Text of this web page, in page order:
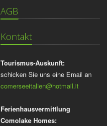
AGB
Kontakt
Tourismus-Auskunft:
schicken Sie uns eine Email an
comerseeitalien@hotmail.it
Ferienhausvermittlung
Comolake Homes: